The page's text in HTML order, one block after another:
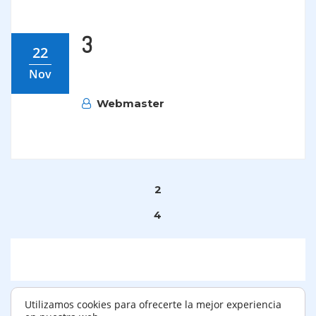
22
Nov
3
Webmaster
2
4
Utilizamos cookies para ofrecerte la mejor experiencia